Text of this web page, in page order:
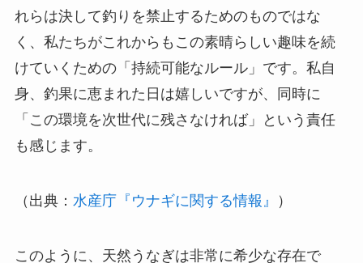
れらは決して釣りを禁止するためのものではな
く、私たちがこれからもこの素晴らしい趣味を続
けていくための「持続可能なルール」です。私自
身、釣果に恵まれた日は嬉しいですが、同時に
「この環境を次世代に残さなければ」という責任
も感じます。
（出典： 水産庁『ウナギに関する情報』 ）
このように、天然うなぎは非常に希少な存在で